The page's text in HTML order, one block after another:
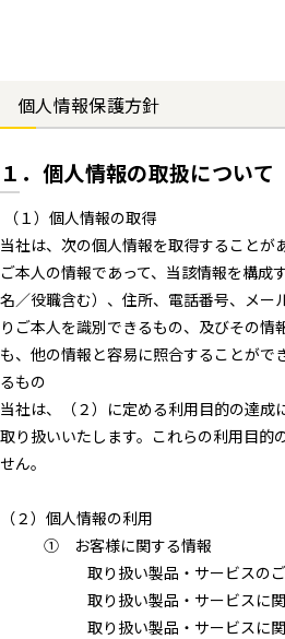
個人情報保護方針
１．個人情報の取扱について
（１）個人情報の取得
当社は、次の個人情報を取得することが
ご本人の情報であって、当該情報を構成
名／役職含む）、住所、電話番号、メー
りご本人を識別できるもの、及びその情
も、他の情報と容易に照合することがで
るもの
当社は、（２）に定める利用目的の達成
取り扱いいたします。これらの利用目的
せん。
（２）個人情報の利用
① お客様に関する情報
取り扱い製品・サービスの
取り扱い製品・サービスに
取り扱い製品・サービスに